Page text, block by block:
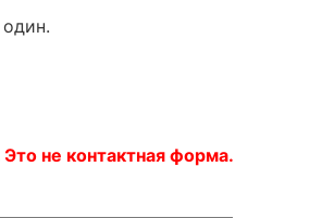
не контактная форма.